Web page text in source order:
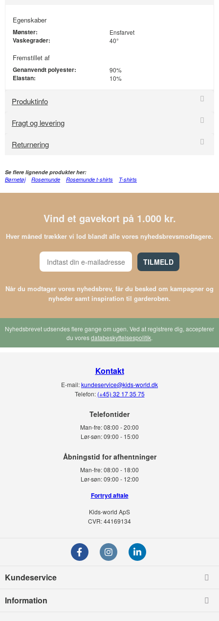
Egenskaber
Mønster: Ensfarvet
Vaskegrader: 40°
Fremstillet af
Genanvendt polyester: 90%
Elastan: 10%
Produktinfo
Fragt og levering
Returnering
Se flere lignende produkter her:
Børnetøj
Rosemunde Rosemunde t-shirts T-shirts
Vind et gavekort på 1.000 kr.
Hver måned trækker vi lod blandt alle vores nyhedsbrevsmodtagere.
TILMELD
Når du modtager vores nyhedsbrev, får du besked om kampagner og
nyheder samt inspiration til garderoben.
Nyhedsbrevet udsendes flere gange om ugen. Ved at registrere dig, accepterer
du voresdatabeskyttelsespolitik.
Kontakt
E-mail:kundeservice@kids-world.dk
Telefon: (+45) 32 17 35 75
Telefontider
Man-fre:08:00 - 20:00
Lør-søn: 09:00 - 15:00
Man-fre:08:00 - 18:00
Lør-søn:09:00 - 12:00
Fortryd aftale
Kids-world ApS
CVR: 44169134
Kundeservice
Information